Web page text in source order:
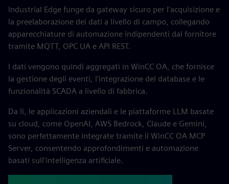
Industrial Edge funge da gateway sicuro per l'acquisizione e
la preelaborazione dei dati a livello di campo, collegando
apparecchiature di automazione indipendenti dal fornitore
tramite MQTT, OPC UA e API REST.
I dati vengono quindi aggregati in WinCC OA, che fornisce
la gestione degli eventi, l'integrazione del database e le
funzionalità SCADA a livello di fabbrica.
Da lì, le applicazioni aziendali e le piattaforme LLM basate
su cloud, come OpenAI, AWS Bedrock, Claude e Gemini,
sono perfettamente integrate tramite il WinCC OA MCP
Server, consentendo approfondimenti e automazione
basati sull'intelligenza artificiale.